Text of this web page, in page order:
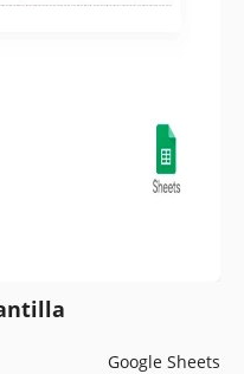
Google Sheets